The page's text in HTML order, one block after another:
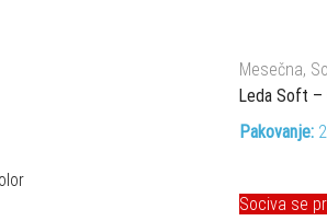
Mesečna,
Leda Soft –
Pakovanje:
Sociva se